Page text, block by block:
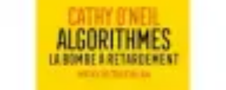
Apprendre Rubik Cube
ApprentissageTechniques
Méthodes d'apprentissageTechniques
Apprendre Rubik Cube